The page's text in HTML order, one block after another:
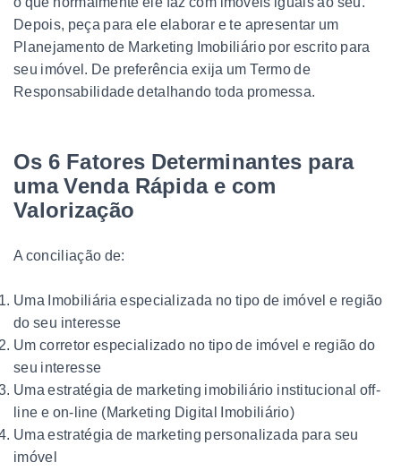
Depois, peça para ele elaborar e te apresentar um
Planejamento de Marketing Imobiliário por escrito para
seu imóvel. De preferência exija um Termo de
Responsabilidade detalhando toda promessa.
Os 6 Fatores Determinantes para
uma Venda Rápida e com
Valorização
A conciliação de:
Uma Imobiliária especializada no tipo de imóvel e região
do seu interesse
Um corretor especializado no tipo de imóvel e região do
seu interesse
Uma estratégia de marketing imobiliário institucional off-
line e on-line (Marketing Digital Imobiliário)
Uma estratégia de marketing personalizada para seu
imóvel